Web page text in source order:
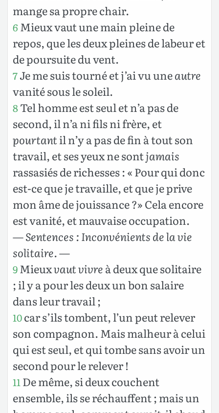
mange sa propre chair.
6 Mieux vaut une main pleine de
repos, que les deux pleines de labeur et
de poursuite du vent.
7Je me suis tourné et j’ai vu uneautre
vanité sous le soleil.
8Tel homme est seul et n’a pas de
second, il n’a ni fils ni frère, et
pourtantil n’y a pas de fin à tout son
travail, et ses yeux ne sontjamais
rassasiés de richesses : « Pour qui donc
est-ce que je travaille, et que je prive
mon âme de jouissance ?» Cela encore
est vanité, et mauvaise occupation.
—Sentences : Inconvénients de la vie
solitaire.—
9Mieuxvaut vivreà deux que solitaire
; il y a pour les deux un bon salaire
dans leur travail ;
10car s’ils tombent, l’un peut relever
son compagnon. Mais malheur à celui
qui est seul, et qui tombe sans avoir un
second pour le relever !
11 De même, si deux couchent
ensemble, ils se réchauffent ; mais un